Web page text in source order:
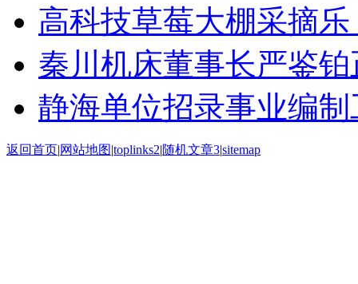
高科技草莓大棚采摘
秦川机床董事长严鉴
静海单位招录事业编
返回首页|网站地图|toplinks2|随机文章3|sitemap